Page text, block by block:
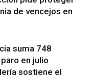
de vencejos en
suma 748
en julio
sostiene el